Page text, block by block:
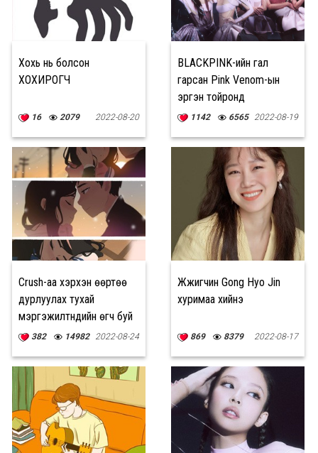
Хохь нь болсон
ХОХИРОГЧ
16 2079 2022-08-20
BLACKPINK-ийн гал
гарсан Pink Venom-ын
эргэн тойронд
1142 6565 2022-08-19
Crush-аа хэрхэн өөртөө
дурлуулах тухай
мэргэжилтнүүдийн өгч буй
10 зөвлөгөө
382 14982 2022-08-24
Жүжигчин Gong Hyo Jin
хуримаа хийнэ
869 8379 2022-08-17